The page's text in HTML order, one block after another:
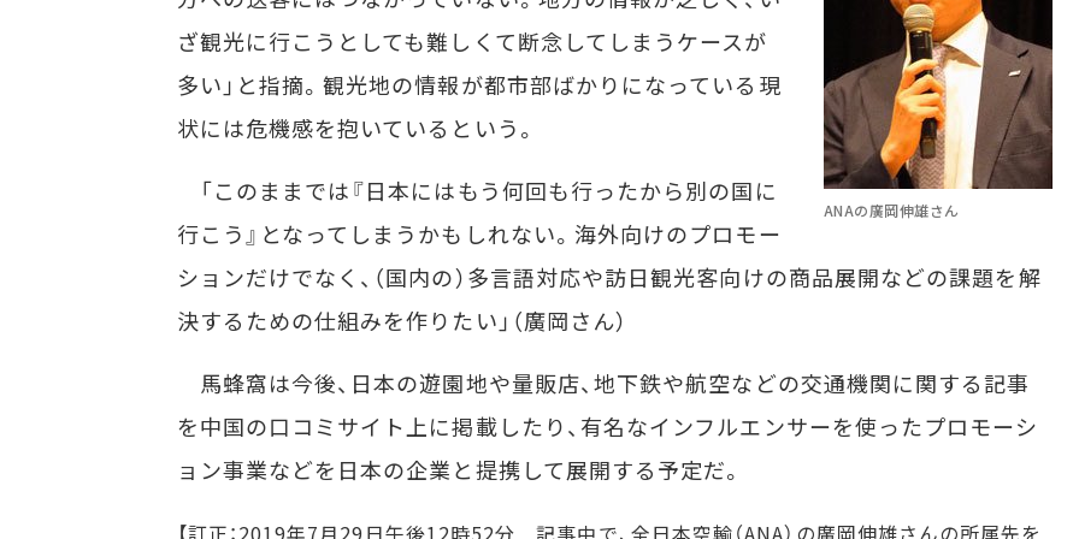
ANAの廣岡伸雄さん
ざ観光に行こうとしても難しくて断念してしまうケースが
多い」と指摘。観光地の情報が都市部ばかりになっている現
状には危機感を抱いているという。
「このままでは『日本にはもう何回も行ったから別の国に
行こう』となってしまうかもしれない。海外向けのプロモー
ションだけでなく、（国内の）多言語対応や訪日観光客向けの商品展開などの課題を解
決するための仕組みを作りたい」（廣岡さん）
馬蜂窩は今後、日本の遊園地や量販店、地下鉄や航空などの交通機関に関する記事
を中国の口コミサイト上に掲載したり、有名なインフルエンサーを使ったプロモーシ
ョン事業などを日本の企業と提携して展開する予定だ。
【訂正：2019年7月29日午後12時52分 記事中で、全日本空輸（ANA）の廣岡伸雄さんの所属先を